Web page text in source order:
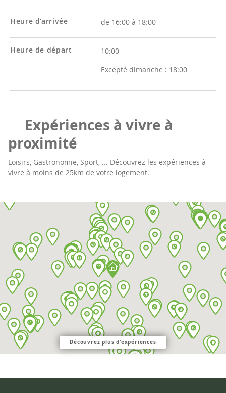
Heure d'arrivée de 16:00 à 18:00
Heure de départ
10:00
Excepté dimanche : 18:00
Expériences à vivre à
proximité
Loisirs, Gastronomie, Sport, ... Découvrez les expériences à
vivre à moins de 25km de votre logement.
Découvrez plus d'expériences